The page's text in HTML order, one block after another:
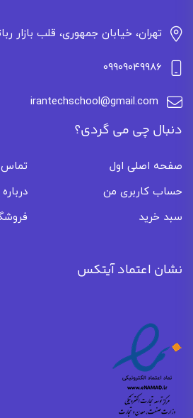
تهران، خیابان جمهوری، قلب بازار
09909049986
irantechschool@gmail.com
دنبال چی می گردی؟
صفحه اصلی اول
تماس
حساب کاربری من
سبد خرید
نشان اعتماد آیتکس